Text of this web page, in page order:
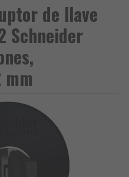
de llave
Schneider
mm